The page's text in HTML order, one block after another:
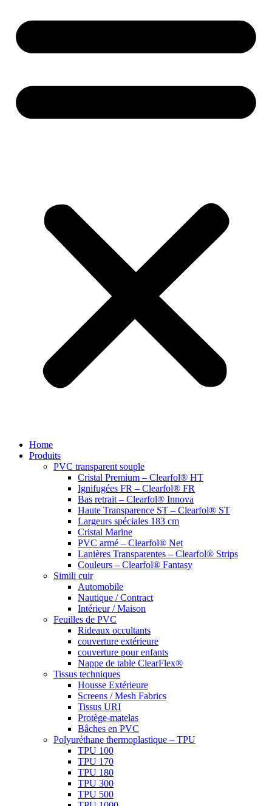
Home
Produits
PVC transparent souple
Cristal Premium – Clearfol® HT
Ignifugées FR – Clearfol® FR
Bas retrait – Clearfol® Innova
Haute Transparence ST – Clearfol® ST
Largeurs spéciales 183 cm
Cristal Marine
PVC armé – Clearfol® Net
Lanières Transparentes – Clearfol® Strips
Couleurs – Clearfol® Fantasy
Simili cuir
Automobile
Nautique / Contract
Intérieur / Maison
Feuilles de PVC
Rideaux occultants
couverture extérieure
couverture pour enfants
Nappe de table ClearFlex®
Tissus techniques
Housse Extérieure
Screens / Mesh Fabrics
Tissus URI
Protège-matelas
Bâches en PVC
Polyuréthane thermoplastique – TPU
TPU 100
TPU 170
TPU 180
TPU 300
TPU 500